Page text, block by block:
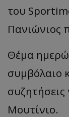
του
Πανιώνιος
Θέμα
συμβόλαιο
συζητήσεις
Μουτίνιο.